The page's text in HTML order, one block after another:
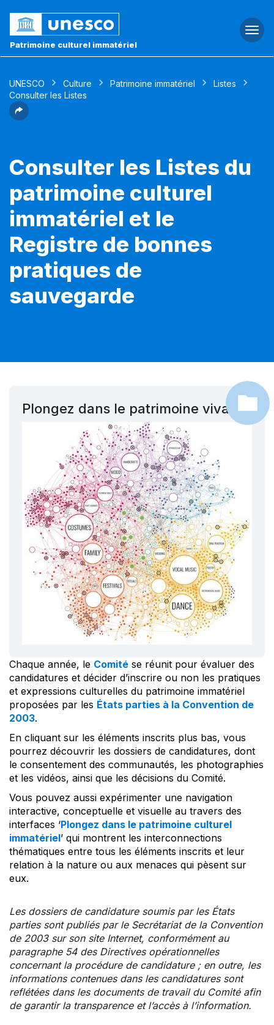
Patrimoine culturel immatériel
UNESCO Culture Patrimoine immatériel
Listes
Consulter les Listes
Consulter les Listes du
patrimoine culturel
immatériel et le
Registre de bonnes
pratiques de
sauvegarde
Plongez dans le patrimoine vivant !
Chaque année, le Comité se réunit pour évaluer des
candidatures et décider d’inscrire ou non les pratiques
et expressions culturelles du patrimoine immatériel
proposées par les États parties à la Convention de
2003.
En cliquant sur les éléments inscrits plus bas, vous
pourrez découvrir les dossiers de candidatures, dont
le consentement des communautés, les photographies
et les vidéos, ainsi que les décisions du Comité.
Vous pouvez aussi expérimenter une navigation
interactive, conceptuelle et visuelle au travers des
interfaces ‘Plongez dans le patrimoine culturel
immatériel’ qui montrent les interconnections
thématiques entre tous les éléments inscrits et leur
relation à la nature ou aux menaces qui pèsent sur
eux.
Les dossiers de candidature soumis par les États
parties sont publiés par le Secrétariat de la Convention
de 2003 sur son site Internet, conformément au
paragraphe 54 des Directives opérationnelles
concernant la procédure de candidature ; en outre, les
informations contenues dans les candidatures sont
reflétées dans les documents de travail du Comité afin
de garantir la transparence et l’accès à l’information.